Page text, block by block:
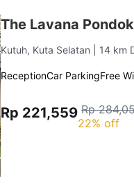
The Lavana
Kutuh, Kuta Selatan | 14 km
ReceptionCar ParkingFree
Rp 221,559 Rp
22% off